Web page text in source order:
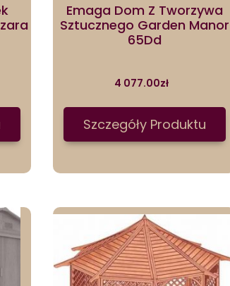
Emaga Dom Z Tworzywa
Sztucznego Garden Manor
65Dd
4 077.00zł
Szczegóły Produktu